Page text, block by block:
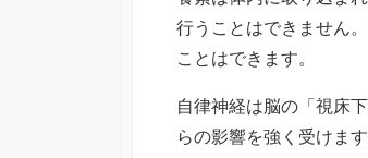
行うことはできません
ことはできます。
自律神経は脳の「視床
らの影響を強く受けま